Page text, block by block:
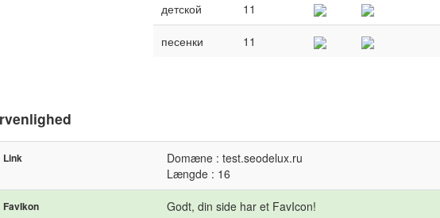
детской 11
песенки 11
Link
Domæne : test.seodelux.ru
Længde : 16
FavIkon Godt, din side har et FavIcon!